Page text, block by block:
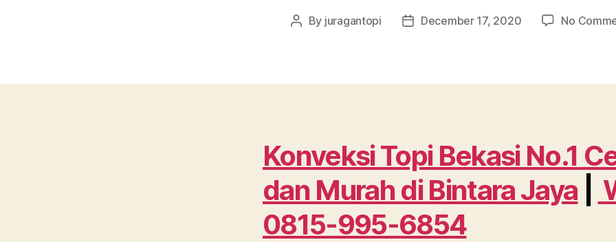
Post
By juragantopi
PostDecember 17, 2020 No
Konveksi Topi Bekasi No.1
dan Murah diBintara Jaya
0815-995-6854